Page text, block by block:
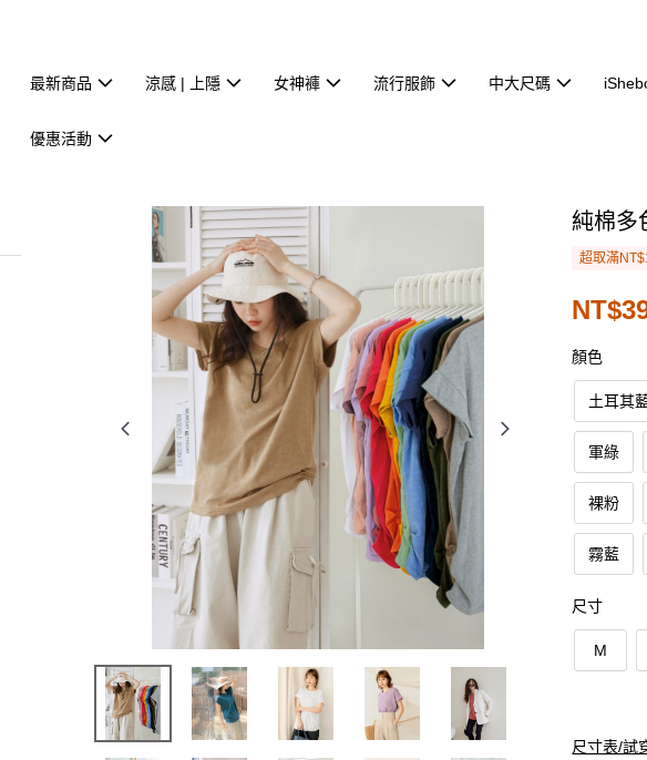
最新商品 涼感 | 上隱 女神褲 流行服飾 中大尺碼
優惠活動
純棉多
超取滿
顏色
土耳其
軍綠
裸粉
霧藍
尺寸
M
尺寸表/試